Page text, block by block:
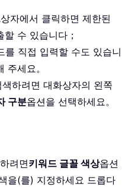
상자에서 클릭하면 제한된
수 있습니다；
를 직접 입력할 수도 있습니
주세요。
하려면 대화상자의 왼쪽
구분옵션을 선택하세요。
려면키워드 글꼴 색상옵션
을(를) 지정하세요 드롭다